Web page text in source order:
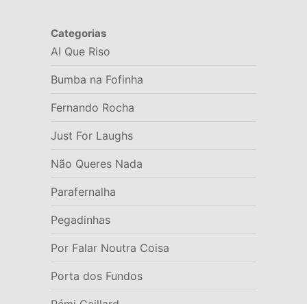
Categorias
AI Que Riso
Bumba na Fofinha
Fernando Rocha
Just For Laughs
Não Queres Nada
Parafernalha
Pegadinhas
Por Falar Noutra Coisa
Porta dos Fundos